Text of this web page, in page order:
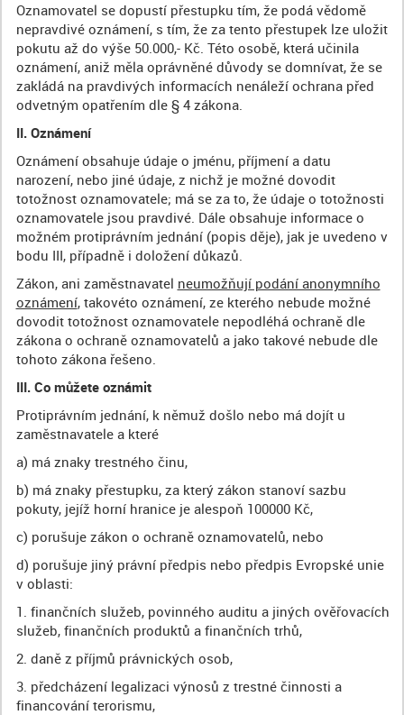
Oznamovatel se dopustí přestupku tím, že podá vědomě
nepravdivé oznámení, s tím, že za tento přestupek lze uložit
pokutu až do výše 50.000,- Kč. Této osobě, která učinila
oznámení, aniž měla oprávněné důvody se domnívat, že se
zakládá na pravdivých informacích nenáleží ochrana před
odvetným opatřením dle § 4 zákona.
II. Oznámení
Oznámení obsahuje údaje o jménu, příjmení a datu
narození, nebo jiné údaje, z nichž je možné dovodit
totožnost oznamovatele; má se za to, že údaje o totožnosti
oznamovatele jsou pravdivé. Dále obsahuje informace o
možném protiprávním jednání (popis děje), jak je uvedeno v
bodu III, případně i doložení důkazů.
Zákon, ani zaměstnavatel neumožňují podání anonymního
oznámení, takovéto oznámení, ze kterého nebude možné
dovodit totožnost oznamovatele nepodléhá ochraně dle
zákona o ochraně oznamovatelů a jako takové nebude dle
tohoto zákona řešeno.
III. Co můžete oznámit
Protiprávním jednání, k němuž došlo nebo má dojít u
zaměstnavatele a které
a) má znaky trestného činu,
b) má znaky přestupku, za který zákon stanoví sazbu
pokuty, jejíž horní hranice je alespoň 100000 Kč,
c) porušuje zákon o ochraně oznamovatelů, nebo
d) porušuje jiný právní předpis nebo předpis Evropské unie
v oblasti:
1. finančních služeb, povinného auditu a jiných ověřovacích
služeb, finančních produktů a finančních trhů,
2. daně z příjmů právnických osob,
3. předcházení legalizaci výnosů z trestné činnosti a
financování terorismu,